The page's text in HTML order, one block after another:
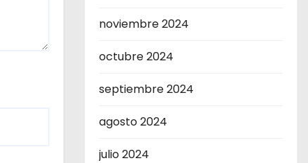
noviembre 2024
octubre 2024
septiembre 2024
agosto 2024
julio 2024